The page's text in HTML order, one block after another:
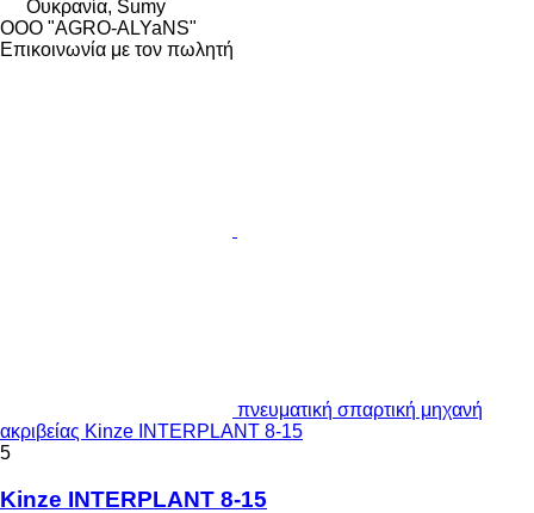
Ουκρανία, Sumy
OOO "AGRO-ALYaNS"
Επικοινωνία με τον πωλητή
πνευματική σπαρτική μηχανή
ακριβείας Kinze INTERPLANT 8-15
5
Kinze INTERPLANT 8-15